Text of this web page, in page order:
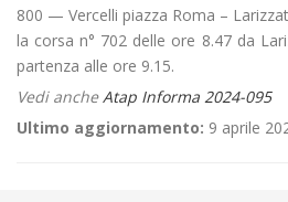
800 — Vercelli piazza Roma –
la corsa n° 702 delle ore 8.47 da
partenza alle ore 9.15.
Vedi ancheAtap Informa 2024-095
Ultimo aggiornamento: 9 aprile